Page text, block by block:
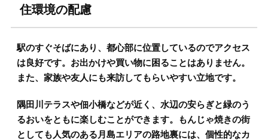
住環境の配慮
駅のすぐそばにあり、都心部に位置しているのでアクセス
は良好です。お出かけや買い物に困ることはありません。
また、家族や友人にも来訪してもらいやすい立地です。
隅田川テラスや佃小橋などが近く、水辺の安らぎと緑のう
るおいをともに楽しむことができます。もんじゃ焼きの街
としても人気のある月島エリアの路地裏には、個性的なカ